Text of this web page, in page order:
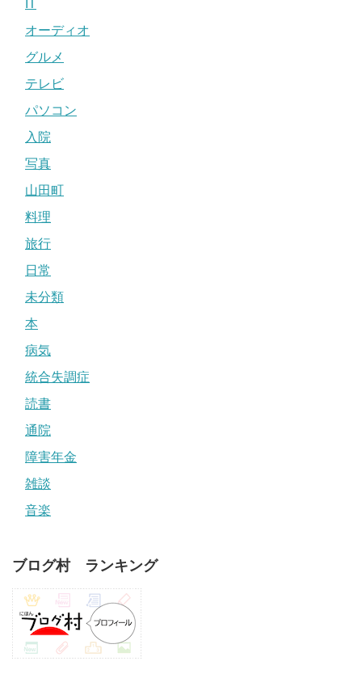
IT
オーディオ
グルメ
テレビ
パソコン
入院
写真
山田町
料理
旅行
日常
未分類
本
病気
統合失調症
読書
通院
障害年金
雑談
音楽
ブログ村 ランキング